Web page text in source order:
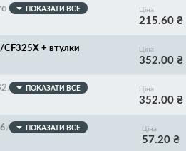
M435/701/706/
ПОКАЗАТИ ВСЕ Ціна
215.60 ₴
+ втулки Ціна
352.00 ₴
633/634/635/63
ПОКАЗАТИ ВСЕ Ціна
352.00 ₴
1606/M1212/12
4580/4730/475
ПОКАЗАТИ ВСЕ Ціна
57.20 ₴